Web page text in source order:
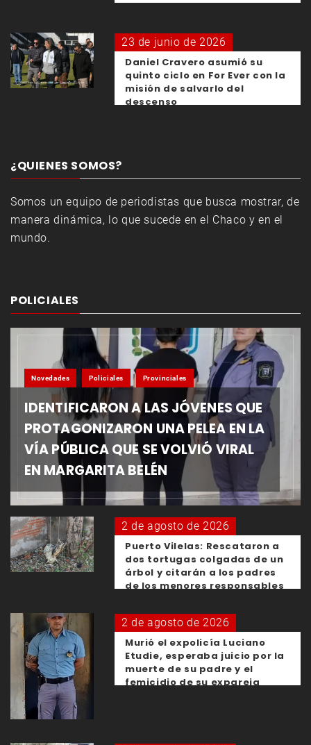
23 de junio de 2026
Daniel Cravero asumió su
quinto ciclo en For Ever con la
misión de salvarlo del
descenso
¿QUIENES SOMOS?
Somos un equipo de periodistas que busca mostrar, de
manera dinámica, lo que sucede en el Chaco y en el
mundo.
POLICIALES
Novedades Policiales Provinciales
IDENTIFICARON A LAS JÓVENES QUE
PROTAGONIZARON UNA PELEA EN LA
VÍA PÚBLICA QUE SE VOLVIÓ VIRAL
EN MARGARITA BELÉN
2 de agosto de 2026
Puerto Vilelas: Rescataron a
dos tortugas colgadas de un
árbol y citarán a los padres
de los menores responsables
2 de agosto de 2026
Murió el expolicía Luciano
Etudie, esperaba juicio por la
muerte de su padre y el
femicidio de su expareja